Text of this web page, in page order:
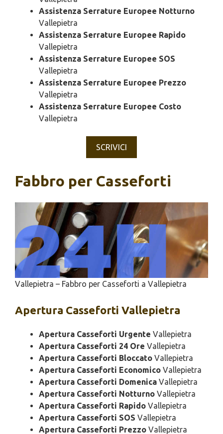
Assistenza Serrature Europee Notturno
Vallepietra
Assistenza Serrature Europee Rapido
Vallepietra
Assistenza Serrature Europee SOS
Vallepietra
Assistenza Serrature Europee Prezzo
Vallepietra
Assistenza Serrature Europee Costo
Vallepietra
SCRIVICI
Fabbro per Casseforti
Vallepietra – Fabbro per Casseforti a Vallepietra
Apertura Casseforti Vallepietra
Apertura Casseforti Urgente Vallepietra
Apertura Casseforti 24 Ore Vallepietra
Apertura Casseforti Bloccato Vallepietra
Apertura Casseforti Economico Vallepietra
Apertura Casseforti Domenica Vallepietra
Apertura Casseforti Notturno Vallepietra
Apertura Casseforti Rapido Vallepietra
Apertura Casseforti SOS Vallepietra
Apertura Casseforti Prezzo Vallepietra